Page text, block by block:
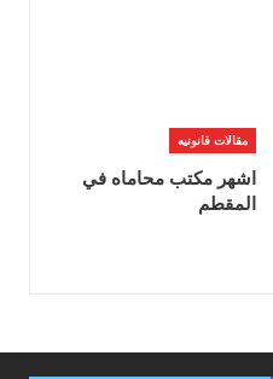
مقالات قانونيه
اشهر مكتب محاماه في
المقطم